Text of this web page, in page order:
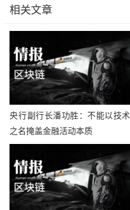
相关文章
央行副行长潘功胜：不能以技术
之名掩盖金融活动本质